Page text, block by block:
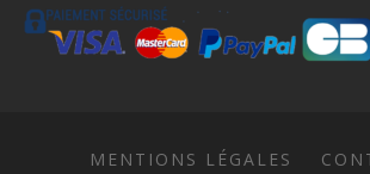
MENTIONS LÉGALES